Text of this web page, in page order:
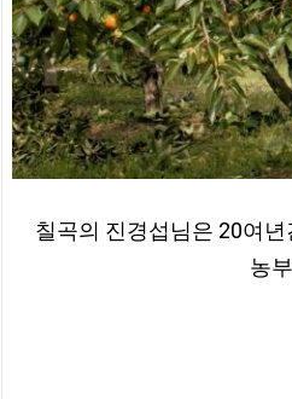
칠곡의 진경섭님은 20여
농